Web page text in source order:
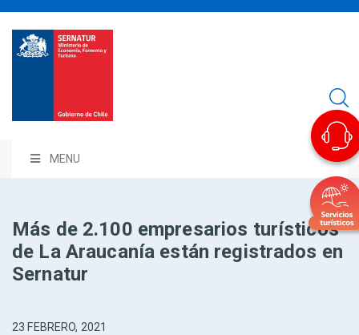
MENU
Más de 2.100 empresarios turísticos
de La Araucanía están registrados en
Sernatur
23 FEBRERO, 2021